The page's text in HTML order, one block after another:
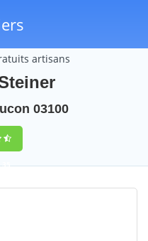
artisans
03100
35